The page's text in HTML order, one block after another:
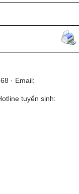
· Email:
tuyển sinh: